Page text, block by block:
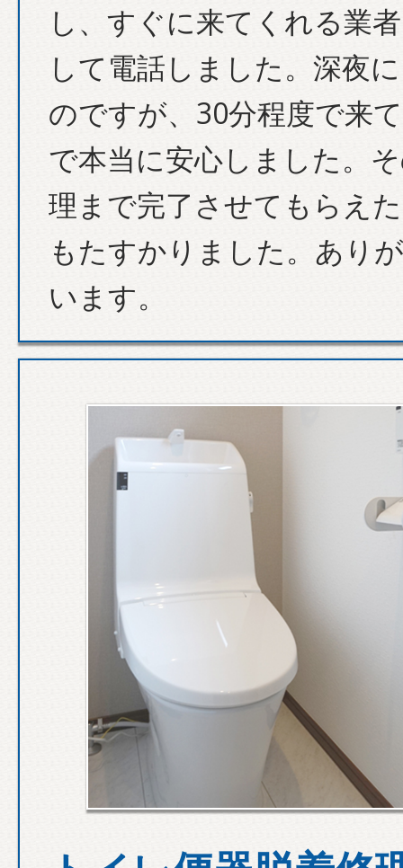
し、すぐに来てくれる業
して電話しました。深夜
のですが、30分程度で来
で本当に安心しました。
理まで完了させてもらえ
もたすかりました。あり
います。